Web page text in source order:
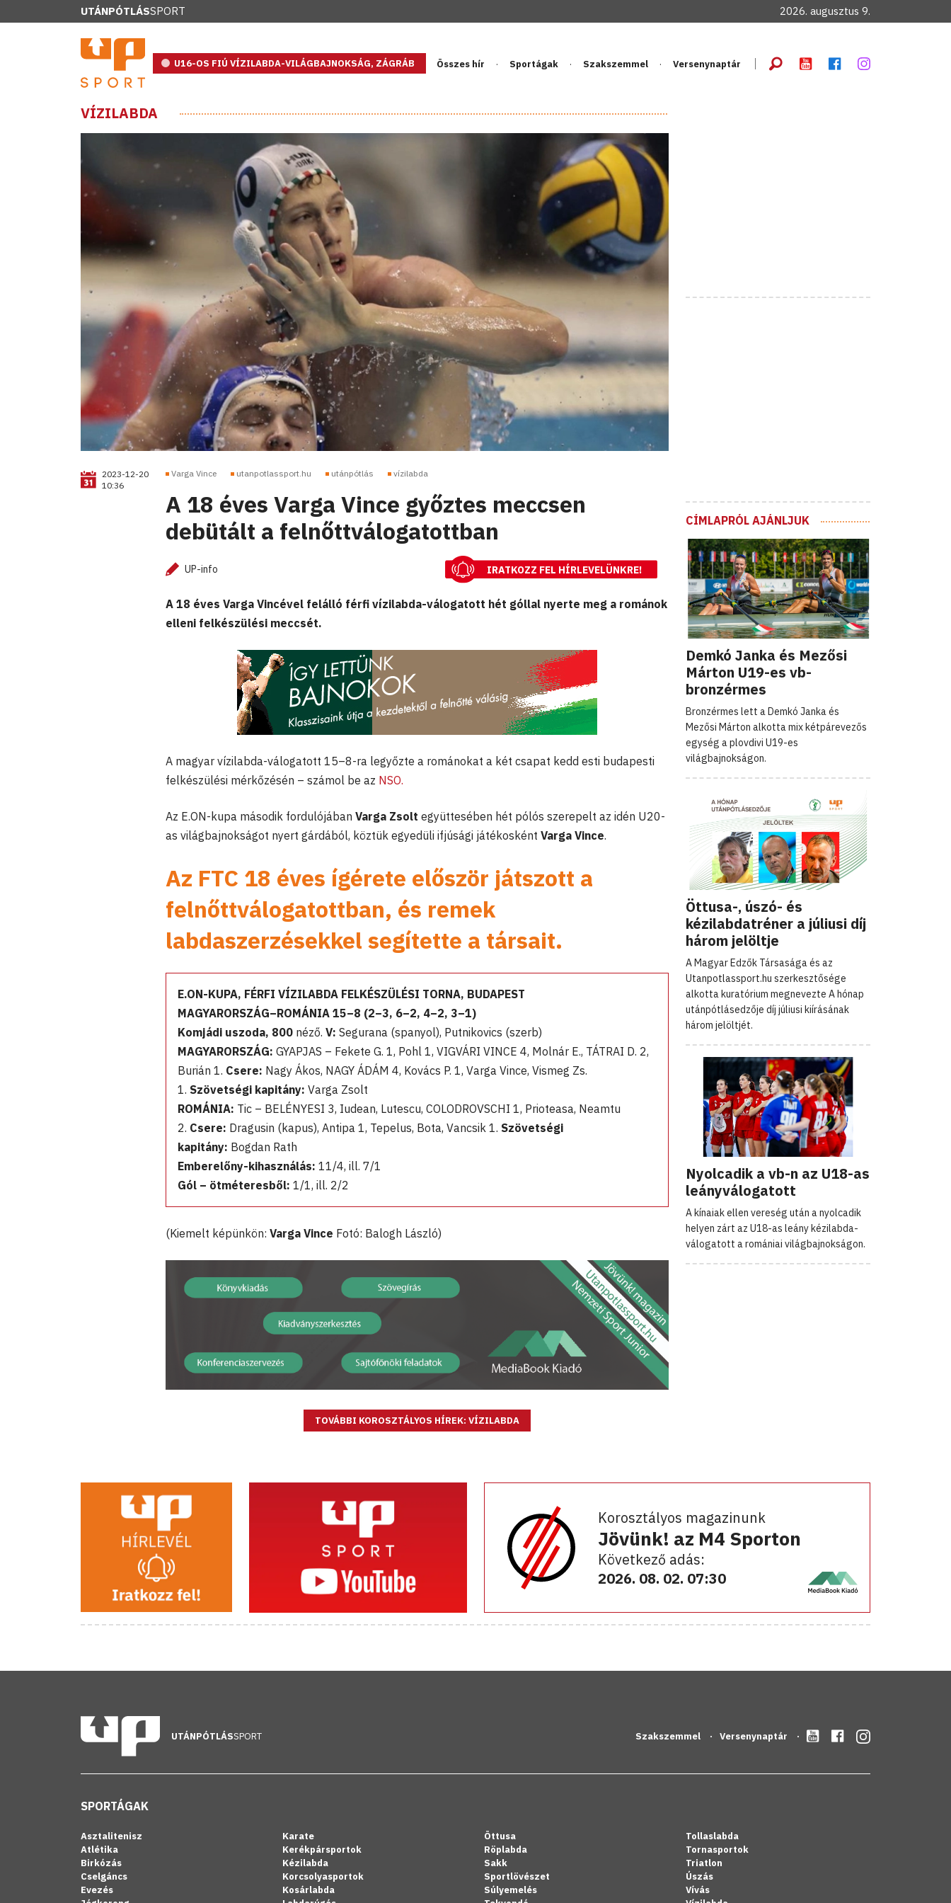
UTÁNPÓTLÁSSPORT 2026. augusztus 9.
U16-OS FIÚ VÍZILABDA-VILÁGBAJNOKSÁG, ZÁGRÁB Összes hír Sportágak Szakszemmel Versenynaptár
VÍZILABDA
2023-12-20
10:36
Varga Vince utanpotlassport.hu utánpótlás vízilabda
A 18 éves Varga Vince győztes meccsen
debütált a felnőttválogatottban
UP-info IRATKOZZ FEL HÍRLEVELÜNKRE!
A 18 éves Varga Vincével felálló férfi vízilabda-válogatott hét góllal nyerte meg a románok
elleni felkészülési meccsét.
A magyar vízilabda-válogatott 15–8-ra legyőzte a románokat a két csapat kedd esti budapesti
felkészülési mérkőzésén – számol be az NSO.
Az E.ON-kupa második fordulójában Varga Zsolt együttesében hét pólós szerepelt az idén U20-
as világbajnokságot nyert gárdából, köztük egyedüli ifjúsági játékosként Varga Vince.
Az FTC 18 éves ígérete először játszott a
felnőttválogatottban, és remek
labdaszerzésekkel segítette a társait.
E.ON-KUPA, FÉRFI VÍZILABDA FELKÉSZÜLÉSI TORNA, BUDAPEST
MAGYARORSZÁG–ROMÁNIA 15–8 (2–3, 6–2, 4–2, 3–1)
Komjádi uszoda, 800 néző. V: Segurana (spanyol), Putnikovics (szerb)
MAGYARORSZÁG: GYAPJAS – Fekete G. 1, Pohl 1, VIGVÁRI VINCE 4, Molnár E., TÁTRAI D. 2,
Burián 1. Csere: Nagy Ákos, NAGY ÁDÁM 4, Kovács P. 1, Varga Vince, Vismeg Zs.
1. Szövetségi kapitány: Varga Zsolt
ROMÁNIA: Tic – BELÉNYESI 3, Iudean, Lutescu, COLODROVSCHI 1, Prioteasa, Neamtu
2. Csere: Dragusin (kapus), Antipa 1, Tepelus, Bota, Vancsik 1. Szövetségi
kapitány: Bogdan Rath
Emberelőny-kihasználás: 11/4, ill. 7/1
Gól – ötméteresből: 1/1, ill. 2/2
(Kiemelt képünkön: Varga Vince Fotó: Balogh László)
TOVÁBBI KOROSZTÁLYOS HÍREK: VÍZILABDA
CÍMLAPRÓL AJÁNLJUK
Demkó Janka és Mezősi
Márton U19-es vb-
bronzérmes
Bronzérmes lett a Demkó Janka és
Mezősi Márton alkotta mix kétpárevezős
egység a plovdivi U19-es
világbajnokságon.
Öttusa-, úszó- és
kézilabdatréner a júliusi díj
három jelöltje
A Magyar Edzők Társasága és az
Utanpotlassport.hu szerkesztősége
alkotta kuratórium megnevezte A hónap
utánpótlásedzője díj júliusi kiírásának
három jelöltjét.
Nyolcadik a vb-n az U18-as
leányválogatott
A kínaiak ellen vereség után a nyolcadik
helyen zárt az U18-as leány kézilabda-
válogatott a romániai világbajnokságon.
Korosztályos magazinunk
Jövünk! az M4 Sporton
Következő adás:
2026. 08. 02. 07:30
UTÁNPÓTLÁSSPORT Szakszemmel Versenynaptár
SPORTÁGAK
Asztalitenisz
Atlétika
Birkózás
Cselgáncs
Evezés
Karate
Kerékpársportok
Kézilabda
Korcsolyasportok
Kosárlabda
Öttusa
Röplabda
Sakk
Sportlövészet
Súlyemelés
Tollaslabda
Tornasportok
Triatlon
Úszás
Vívás